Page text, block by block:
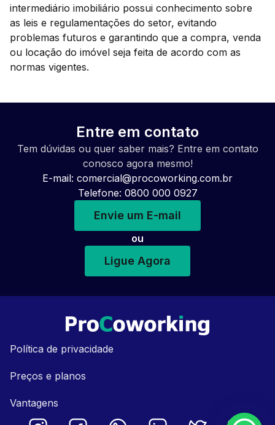
intermediário imobiliário possui conhecimento sobre
as leis e regulamentações do setor, evitando
problemas futuros e garantindo que a compra, venda
ou locação do imóvel seja feita de acordo com as
normas vigentes.
Entre em contato
Tem dúvidas ou quer saber mais? Entre em contato
conosco agora mesmo!
E-mail: comercial@procoworking.com.br
Telefone: 0800 000 0927
Envie um E-mail
ou
Ligue Agora
Política de privacidade
Preços e planos
Vantagens